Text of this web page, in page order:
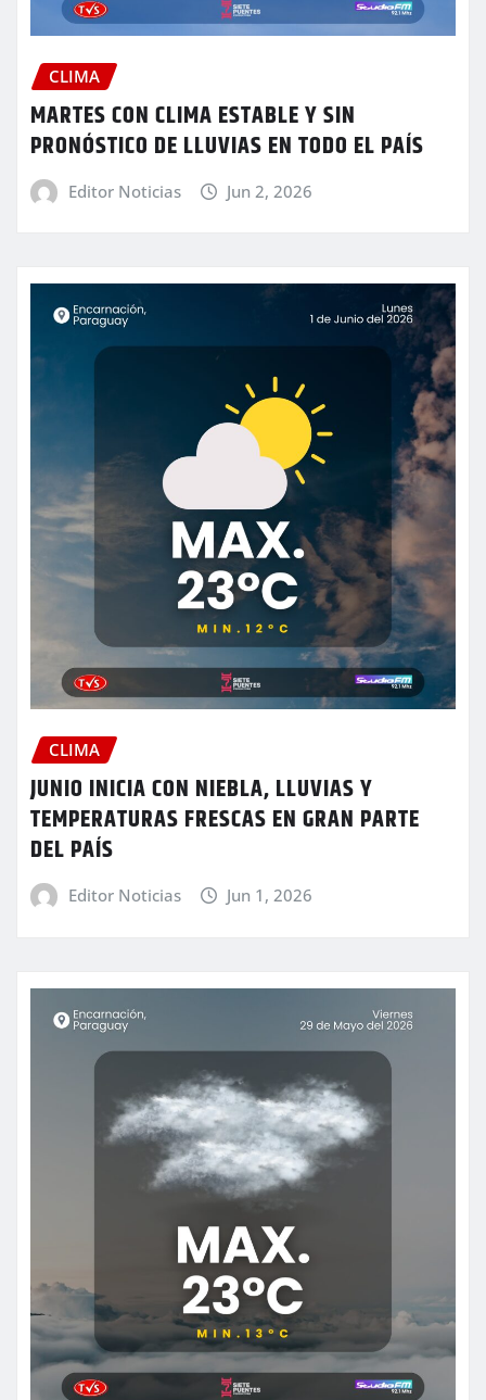
CLIMA
MARTES CON CLIMA ESTABLE Y SIN
PRONÓSTICO DE LLUVIAS EN TODO EL PAÍS
Editor Noticias Jun 2, 2026
CLIMA
JUNIO INICIA CON NIEBLA, LLUVIAS Y
TEMPERATURAS FRESCAS EN GRAN PARTE
DEL PAÍS
Editor Noticias Jun 1, 2026